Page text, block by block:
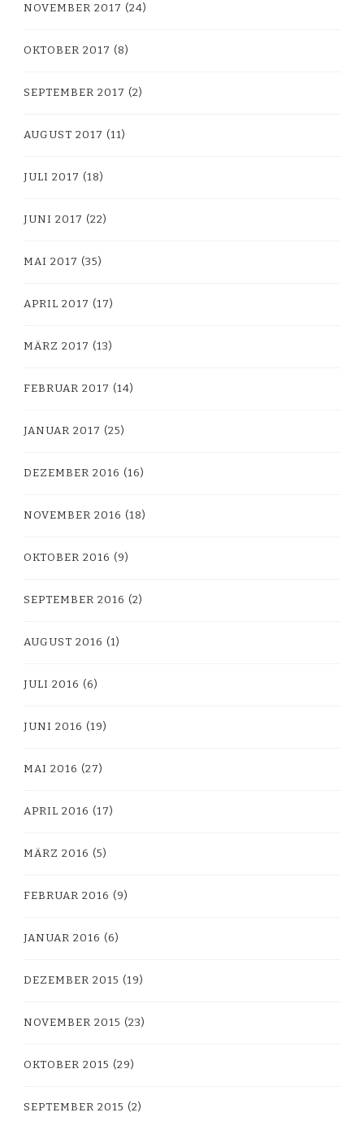
NOVEMBER 2017 (24)
OKTOBER 2017 (8)
SEPTEMBER 2017 (2)
AUGUST 2017 (11)
JULI 2017 (18)
JUNI 2017 (22)
MAI 2017 (35)
APRIL 2017 (17)
MÄRZ 2017 (13)
FEBRUAR 2017 (14)
JANUAR 2017 (25)
DEZEMBER 2016 (16)
NOVEMBER 2016 (18)
OKTOBER 2016 (9)
SEPTEMBER 2016 (2)
AUGUST 2016 (1)
JULI 2016 (6)
JUNI 2016 (19)
MAI 2016 (27)
APRIL 2016 (17)
MÄRZ 2016 (5)
FEBRUAR 2016 (9)
JANUAR 2016 (6)
DEZEMBER 2015 (19)
NOVEMBER 2015 (23)
OKTOBER 2015 (29)
SEPTEMBER 2015 (2)